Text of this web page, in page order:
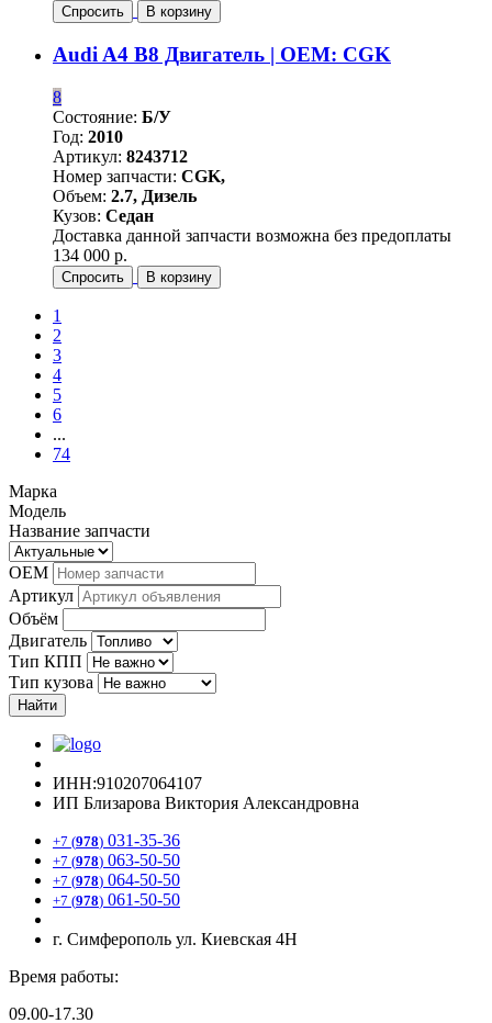
Спросить В корзину
Audi A4 B8 Двигатель | OEM: CGK
8
Состояние: Б/У
Год: 2010
Артикул: 8243712
Номер запчасти: CGK,
Объем: 2.7, Дизель
Кузов: Седан
Доставка данной запчасти возможна без предоплаты
134 000 р.
Спросить В корзину
1
2
3
4
5
6
...
74
Марка
Модель
Название запчасти
OEM
Артикул
Объём
Двигатель
Тип КПП
Тип кузова
Найти
ИНН:910207064107
ИП Близарова Виктория Александровна
+7 (978) 031-35-36
+7 (978) 063-50-50
+7 (978) 064-50-50
+7 (978) 061-50-50
г. Симферополь ул. Киевская 4Н
Время работы:
09.00-17.30